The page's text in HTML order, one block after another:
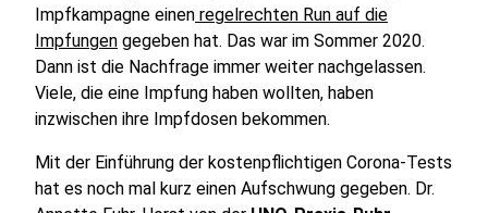
Impfkampagne einen regelrechten Run auf die
Impfungen gegeben hat. Das war im Sommer 2020.
Dann ist die Nachfrage immer weiter nachgelassen.
Viele, die eine Impfung haben wollten, haben
inzwischen ihre Impfdosen bekommen.
Mit der Einführung der kostenpflichtigen Corona-Tests
hat es noch mal kurz einen Aufschwung gegeben. Dr.